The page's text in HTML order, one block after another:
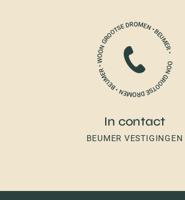
In contact
BEUMER VESTIGINGEN